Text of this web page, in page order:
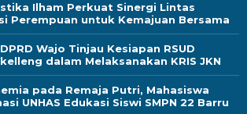
Ilham Perkuat Sinergi Lintas
Perempuan untuk Kemajuan Bersama
Wajo Tinjau Kesiapan RSUD
dalam Melaksanakan KRIS JKN
pada Remaja Putri, Mahasiswa
UNHAS Edukasi Siswi SMPN 22 Barru